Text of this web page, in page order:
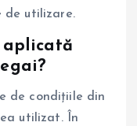
de utilizare.
aplicată
de condițiile din
utilizat. În